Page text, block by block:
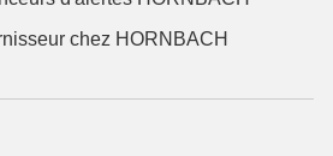
chez HORNBACH